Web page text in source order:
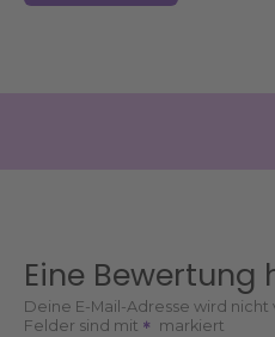
Eine Bewertung
Deine E-Mail-Adresse wird
Felder sind mit
markiert